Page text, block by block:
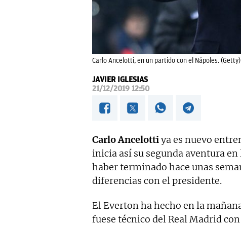
Carlo Ancelotti, en un partido con el Nápoles. (Getty)
JAVIER IGLESIAS
21/12/2019 12:50
Carlo Ancelottiya es nuevo
inicia así su segunda aventura
haber terminado hace unas
diferencias con el presidente.
El Everton ha hecho en la
fuese técnico del Real Madrid